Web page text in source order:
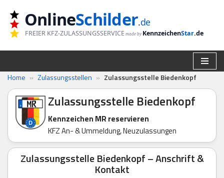
Zum
Inhalt
springen
OnlineSchilder.de
FREIER KFZ-ZULASSUNGSSERVICE made by KennzeichenStar.de
Home » Zulassungsstellen » Zulassungsstelle Biedenkopf
Zulassungsstelle Biedenkopf
Kennzeichen MR reservieren
KFZ An- & Ummeldung, Neuzulassungen
Zulassungsstelle Biedenkopf – Anschrift &
Kontakt